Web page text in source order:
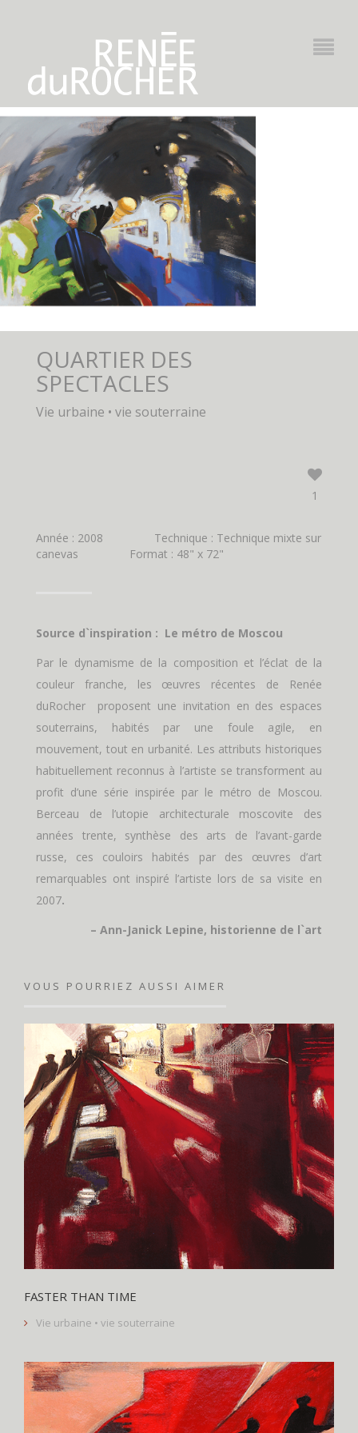
QUARTIER DES
SPECTACLES
Vie urbaine • vie souterraine
1
Année : 2008
Technique : Technique mixte sur
canevas
Format : 48" x 72"
Source d`inspiration : Le métro de Moscou
Par le dynamisme de la composition et l’éclat de la
couleur franche, les œuvres récentes de Renée
duRocher proposent une invitation en des espaces
souterrains, habités par une foule agile, en
mouvement, tout en urbanité. Les attributs historiques
habituellement reconnus à l’artiste se transforment au
profit d’une série inspirée par le métro de Moscou.
Berceau de l’utopie architecturale moscovite des
années trente, synthèse des arts de l’avant-garde
russe, ces couloirs habités par des œuvres d’art
remarquables ont inspiré l’artiste lors de sa visite en
2007.
– Ann-Janick Lepine, historienne de l`art
VOUS POURRIEZ AUSSI AIMER
FASTER THAN TIME
Vie urbaine • vie souterraine